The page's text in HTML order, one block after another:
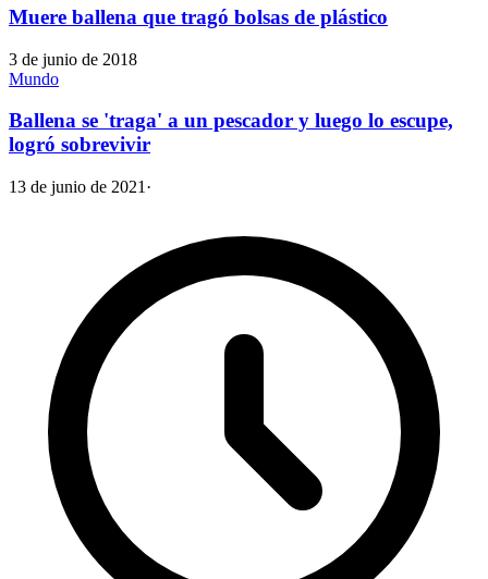
Muere ballena que tragó bolsas de plástico
3 de junio de 2018
Mundo
Ballena se 'traga' a un pescador y luego lo escupe,
logró sobrevivir
13 de junio de 2021 ·